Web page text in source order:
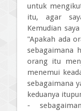
untuk
itu, agar
Kemudian
"Apakah ada
sebagaimana
orang itu
menemui
sebagaimana
keduanya
-